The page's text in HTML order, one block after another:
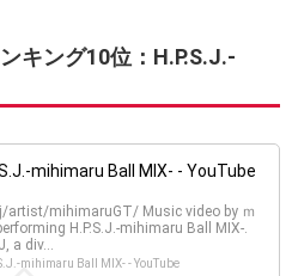
キング10位：H.P.S.J.-
mihimaru Ball MIX- - YouTube
artist/mihimaruGT/ Music video by ｍ
H.P.S.J.-mihimaru Ball MIX-.
a div...
mihimaru Ball MIX- - YouTube